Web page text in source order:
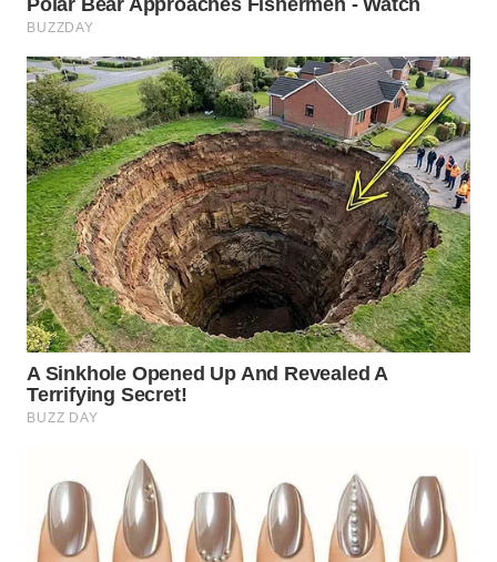
WN
CIANJUR
WN
KEPULAUAN
SERIBU
WN
TANGERANG
WN
BINJAI
WN
CIREBON
WN
KUNINGAN